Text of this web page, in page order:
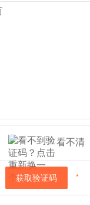
看不清
获取验证码 *